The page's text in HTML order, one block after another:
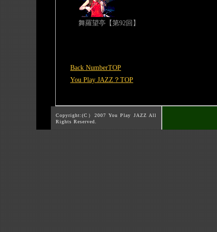
舞羅望亭【第92回】
Back NumberTOP
You Play JAZZ？TOP
Copyright:(C）2007 You Play JAZZ All
Rights Reserved.